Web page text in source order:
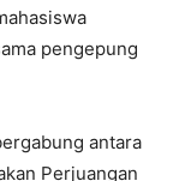
pengepung
antara
Perjuangan